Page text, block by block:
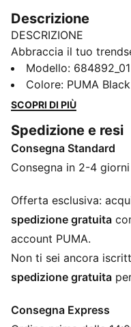
Descrizione
DESCRIZIONE
Abbraccia il tuo
maglietta con un logo
regolare e il morbido
scelta versatile per
CARATTERISTICHE +
Con almeno il 20% di
DETTAGLI
Jersey semplice
Lunghezza regolare
Girocollo
Loghi PUMA
PUMA per ragazzi:
Modello: 684892_01
Colore: PUMA Black
SCOPRI DI PIÙ
Spedizione e resi
Consegna Standard
Consegna in 2-4
Offerta esclusiva:
spedizione gratuita
account PUMA.
Non ti sei ancora
spedizione gratuita
Consegna Express